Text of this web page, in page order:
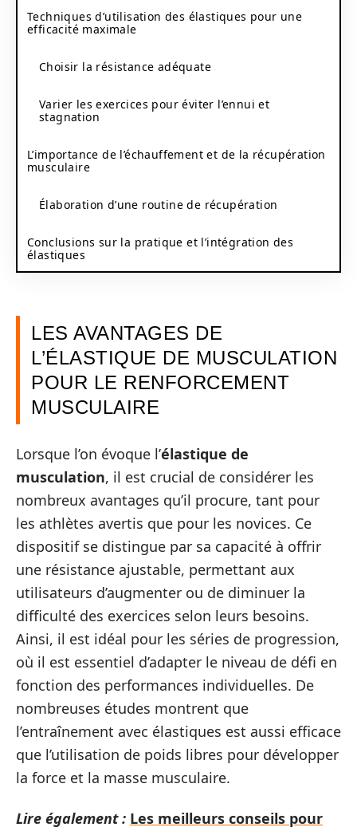
Techniques d’utilisation des élastiques pour une
efficacité maximale
Choisir la résistance adéquate
Varier les exercices pour éviter l’ennui et
stagnation
L’importance de l’échauffement et de la récupération
musculaire
Élaboration d’une routine de récupération
Conclusions sur la pratique et l’intégration des
élastiques
LES AVANTAGES DE
L’ÉLASTIQUE DE MUSCULATION
POUR LE RENFORCEMENT
MUSCULAIRE
Lorsque l’on évoque l’élastique de
musculation, il est crucial de considérer les
nombreux avantages qu’il procure, tant pour
les athlètes avertis que pour les novices. Ce
dispositif se distingue par sa capacité à offrir
une résistance ajustable, permettant aux
utilisateurs d’augmenter ou de diminuer la
difficulté des exercices selon leurs besoins.
Ainsi, il est idéal pour les séries de progression,
où il est essentiel d’adapter le niveau de défi en
fonction des performances individuelles. De
nombreuses études montrent que
l’entraînement avec élastiques est aussi efficace
que l’utilisation de poids libres pour développer
la force et la masse musculaire.
Lire également : Les meilleurs conseils pour